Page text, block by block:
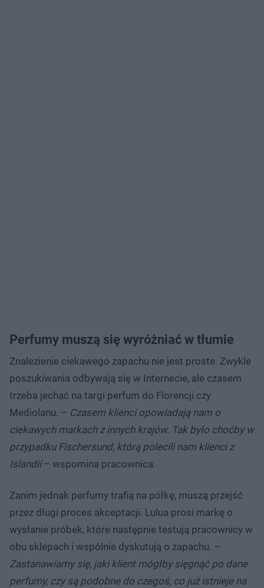
Perfumy muszą się wyróżniać w tłumie
Znalezienie ciekawego zapachu nie jest proste. Zwykle
poszukiwania odbywają się w Internecie, ale czasem
trzeba jechać na targi perfum do Florencji czy
Mediolanu. – Czasem klienci opowiadają nam o
ciekawych markach z innych krajów. Tak było choćby w
przypadku Fischersund, którą polecili nam klienci z
Islandii– wspomina pracownica.
Zanim jednak perfumy trafią na półkę, muszą przejść
przez długi proces akceptacji. Lulua prosi markę o
wysłanie próbek, które następnie testują pracownicy w
obu sklepach i wspólnie dyskutują o zapachu. –
Zastanawiamy się, jaki klient mógłby sięgnąć po dane
perfumy, czy są podobne do czegoś, co już istnieje na